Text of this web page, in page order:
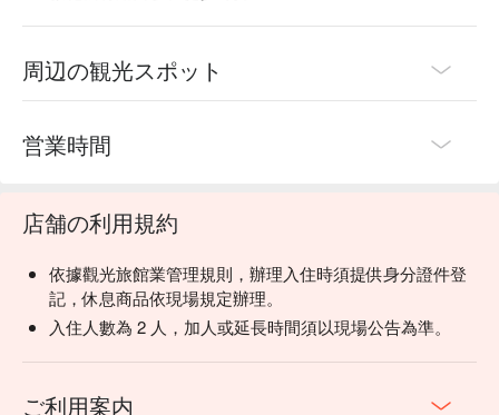
周辺の観光スポット
営業時間
店舗の利用規約
依據觀光旅館業管理規則，辦理入住時須提供身分證件登
記，休息商品依現場規定辦理。
入住人數為 2 人，加人或延長時間須以現場公告為準。
ご利用案内